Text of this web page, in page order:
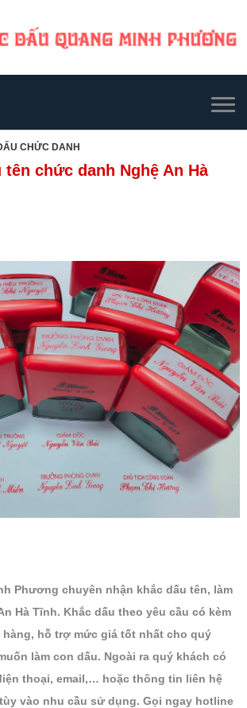
CHỨC DANH
tên chức danh Nghệ An Hà
Phương chuyên nhận khắc dấu tên, làm
Hà Tĩnh. Khắc dấu theo yêu cầu có kèm
hỗ trợ mức giá tốt nhất cho quý
làm con dấu. Ngoài ra quý khách có
thoại, email,… hoặc thông tin liên hệ
vào nhu cầu sử dụng. Gọi ngay hotline